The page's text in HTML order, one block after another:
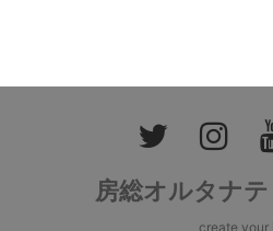
房総オルタナ
create your